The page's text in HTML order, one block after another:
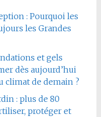
: Pourquoi les
les Grandes
et gels
dès aujourd’hui
climat de demain ?
: plus de 80
protéger et